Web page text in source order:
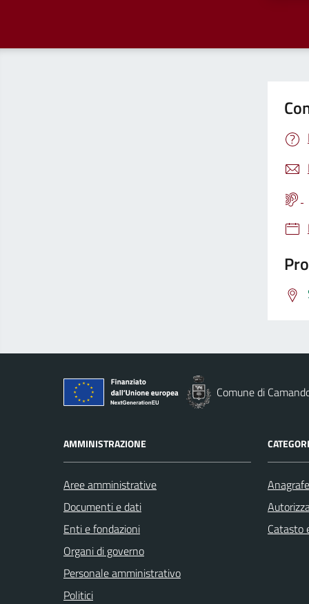
Comune di
AMMINISTRAZIONE
Aree amministrative
Documenti e dati
Enti e fondazioni
Organi di governo
Personale amministrativo
Politici
Catasto